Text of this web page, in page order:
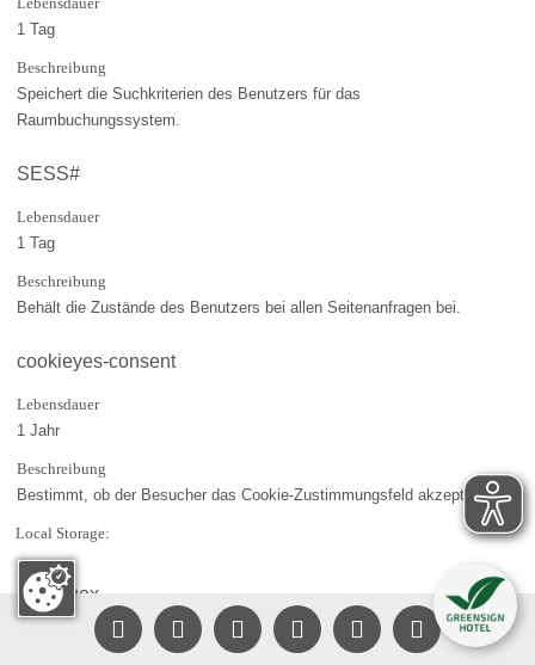
1 Tag
Beschreibung
Speichert die Suchkriterien des Benutzers für das
Raumbuchungssystem.
SESS#
Lebensdauer
1 Tag
Beschreibung
Behält die Zustände des Benutzers bei allen Seitenanfragen bei.
cookieyes-consent
Lebensdauer
1 Jahr
Beschreibung
Bestimmt, ob der Besucher das Cookie-Zustimmungsfeld akzeptiert hat.
Local Storage:
SB4.vuex
Lebensdauer
     